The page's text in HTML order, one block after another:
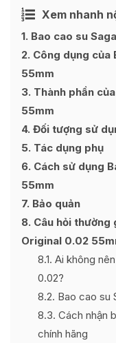
Xem nhanh
1 Bao cao su
2 Công dụng của
55mm
3 Thành phần
55mm
4 Đối tượng sử
5 Tác dụng phụ
6 Cách sử dụng
55mm
7 Bảo quản
8 Câu hỏi thường
Original 0.02
8.1 Ai không
0.02?
8.2 Bao cao su
8.3 Cách nhận
chính hãng